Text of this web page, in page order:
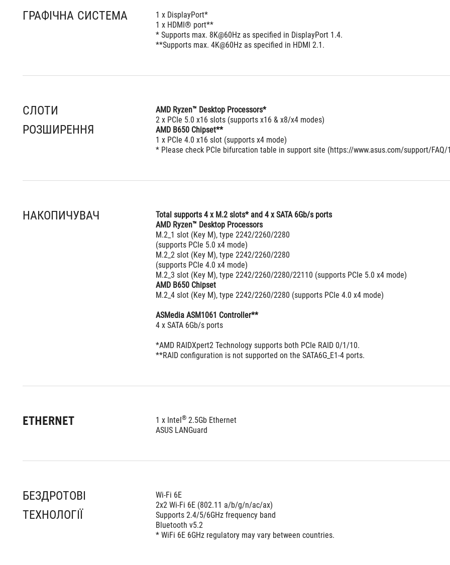
ГРАФІЧНА СИСТЕМА
1 x DisplayPort*
1 x HDMI® port**
* Supports max. 8K@60Hz as specified in DisplayPort 1.4.
**Supports max. 4K@60Hz as specified in HDMI 2.1.
СЛОТИ
РОЗШИРЕННЯ
AMD Ryzen™ Desktop Processors*
2 x PCIe 5.0 x16 slots (supports x16 & x8/x4 modes)
AMD B650 Chipset**
1 x PCIe 4.0 x16 slot (supports x4 mode)
* Please check PCIe bifurcation table in support site (https://www.asus.com/support/FAQ/
НАКОПИЧУВАЧ
Total supports 4 x M.2 slots* and 4 x SATA 6Gb/s ports
AMD Ryzen™ Desktop Processors
M.2_1 slot (Key M), type 2242/2260/2280
(supports PCIe 5.0 x4 mode)
M.2_2 slot (Key M), type 2242/2260/2280
(supports PCIe 4.0 x4 mode)
M.2_3 slot (Key M), type 2242/2260/2280/22110 (supports PCIe 5.0 x4 mode)
AMD B650 Chipset
M.2_4 slot (Key M), type 2242/2260/2280 (supports PCIe 4.0 x4 mode)
ASMedia ASM1061 Controller**
4 x SATA 6Gb/s ports
*AMD RAIDXpert2 Technology supports both PCIe RAID 0/1/10.
**RAID configuration is not supported on the SATA6G_E1-4 ports.
ETHERNET 1 x Intel® 2.5Gb Ethernet
ASUS LANGuard
БЕЗДРОТОВІ
ТЕХНОЛОГІЇ
Wi-Fi 6E
2x2 Wi-Fi 6E (802.11 a/b/g/n/ac/ax)
Supports 2.4/5/6GHz frequency band
Bluetooth v5.2
* WiFi 6E 6GHz regulatory may vary between countries.